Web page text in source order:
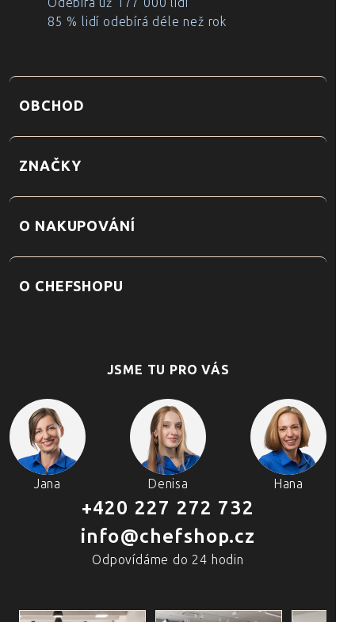
85 % lidí odebírá déle než rok
OBCHOD
ZNAČKY
O NAKUPOVÁNÍ
O CHEFSHOPU
JSME TU PRO VÁS
Jana Denisa Hana
+420 227 272 732
info@chefshop.cz
Odpovídáme do 24 hodin